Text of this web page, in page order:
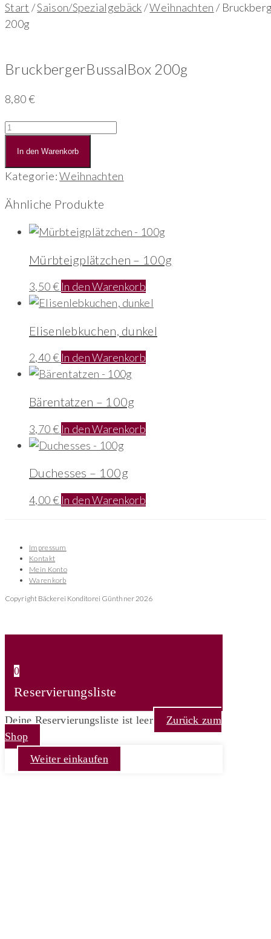
Start /Saison/Spezialgebäck/Weihnachten /
200g
BruckbergerBussalBox 200g
8,80€
BruckbergerBussalBox
Menge
In den Warenkorb
Kategorie:Weihnachten
Ähnliche Produkte
Mürbteigplätzchen – 100g
3,50€ In den Warenkorb
Elisenlebkuchen, dunkel
2,40€ In den Warenkorb
Bärentatzen – 100g
3,70€ In den Warenkorb
Duchesses – 100g
4,00€ In den Warenkorb
Impressum
Kontakt
Mein Konto
Warenkorb
Copyright Bäckerei Konditorei Günthner 2026
0
Reservierungsliste
Deine Reservierungsliste ist leer
Zurück zum
Shop
Weiter einkaufen